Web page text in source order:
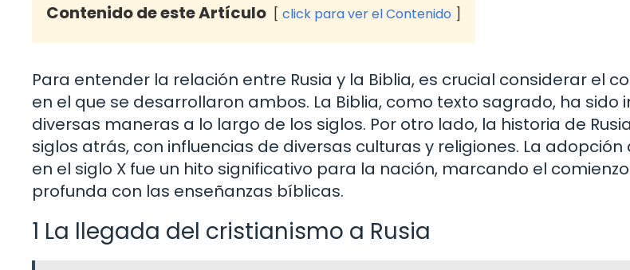
Contenido de este Artículo click para ver el Contenido
Para entender la relación entre Rusia y la Biblia, es crucial considerar el
en el que se desarrollaron ambos. La Biblia, como texto sagrado, ha
diversas maneras a lo largo de los siglos. Por otro lado, la historia de
siglos atrás, con influencias de diversas culturas y religiones. La
en el siglo X fue un hito significativo para la nación, marcando el
profunda con las enseñanzas bíblicas.
1 La llegada del cristianismo a Rusia